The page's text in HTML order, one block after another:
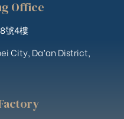
Office
號4樓
City, Da’an District,